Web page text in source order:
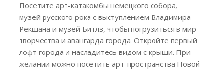
Посетите арт-катакомбы немецкого собора,
музей русского рока с выступлением Владимира
Рекшана и музей Битлз, чтобы погрузиться в мир
творчества и авангарда города. Откройте первый
лофт города и насладитесь видом с крыши. При
желании можно посетить арт-пространства Новой